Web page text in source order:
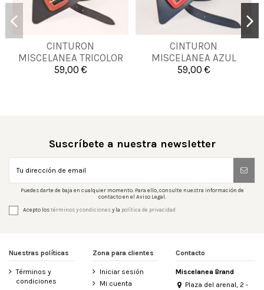
CINTURON
MISCELANEA TRICOLOR
59,00 €
80 90 95
Añadir al carrito
CINTURON
MISCELANEA AZUL
PERLA
59,00 €
80 90
Añadir al carrito
Suscríbete a nuestra newsletter
Puedes darte de baja en cualquier momento. Para ello, consulte nuestra información de
contacto en el Aviso Legal.
Acepto lostérminos y condicionesy la política de privacidad
Nuestras políticas
Términos y
condiciones
Zona para clientes
Iniciar sesión
Mi cuenta
Contacto
Miscelanea Brand
Plaza del arenal, 2 -